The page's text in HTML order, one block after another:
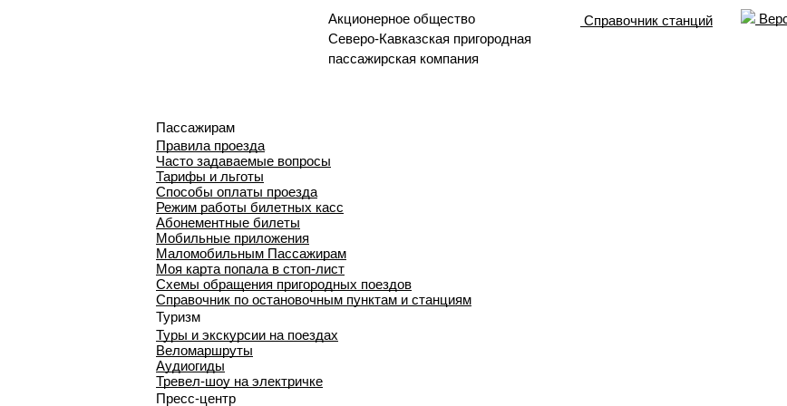
Акционерное общество
Северо-Кавказская пригородная
пассажирская компания
Справочник станций
Пассажирам
Правила проезда
Часто задаваемые вопросы
Тарифы и льготы
Способы оплаты проезда
Режим работы билетных касс
Абонементные билеты
Мобильные приложения
Маломобильным Пассажирам
Моя карта попала в стоп-лист
Cхемы обращения пригородных поездов
Справочник по остановочным пунктам и станциям
Туризм
Туры и экскурсии на поездах
Веломаршруты
Аудиогиды
Тревел-шоу на электричке
Пресс-центр